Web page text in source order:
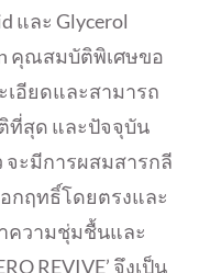
และ Glycerol
คุณสมบัติพิเศษขอ
เอียดและสามารถ
ที่สุด และปัจจุบัน
ะมีการผสมสารกลี
อกฤทธิ์โดยตรงและ
ความชุ่มชื้นและ
REVIVE’ จึงเป็น